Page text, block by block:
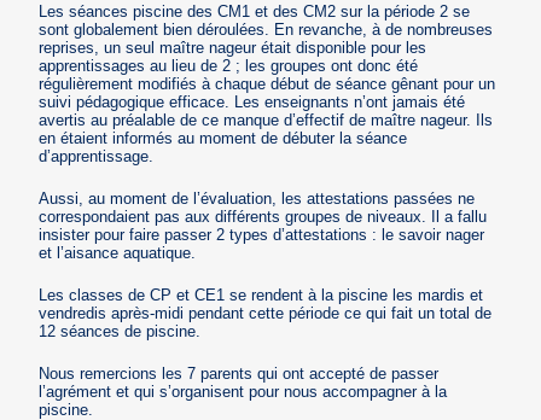
Les séances piscine des CM1 et des CM2 sur la période 2 se
sont globalement bien déroulées. En revanche, à de nombreuses
reprises, un seul maître nageur était disponible pour les
apprentissages au lieu de 2 ; les groupes ont donc été
régulièrement modifiés à chaque début de séance gênant pour un
suivi pédagogique efficace. Les enseignants n’ont jamais été
avertis au préalable de ce manque d’effectif de maître nageur. Ils
en étaient informés au moment de débuter la séance
d’apprentissage.
Aussi, au moment de l’évaluation, les attestations passées ne
correspondaient pas aux différents groupes de niveaux. Il a fallu
insister pour faire passer 2 types d’attestations : le savoir nager
et l’aisance aquatique.
Les classes de CP et CE1 se rendent à la piscine les mardis et
vendredis après-midi pendant cette période ce qui fait un total de
12 séances de piscine.
Nous remercions les 7 parents qui ont accepté de passer
l’agrément et qui s’organisent pour nous accompagner à la
piscine.